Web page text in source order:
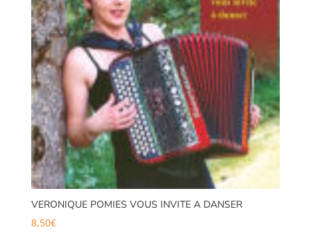
VERONIQUE POMIES VOUS INVITE A DANSER
8,50€